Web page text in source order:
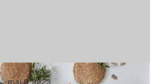
maj 8, 2023